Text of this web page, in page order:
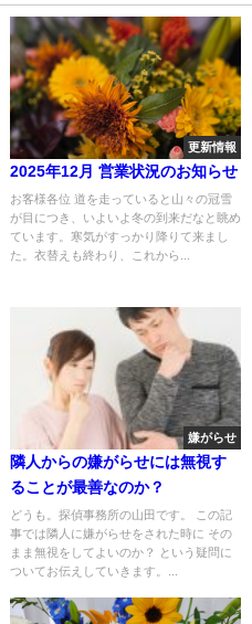
更新情報
2025年12月 営業状況のお知らせ
お客様各位 道を走っていると山々の冠雪
が目につき、いよいよ冬の到来だなと眺め
ています。寒気がすっかり降りて来まし
た。衣替えも終わり、これから...
嫌がらせ
隣人からの嫌がらせには無視す
ることが最善なのか？
どうも。探偵事務所の山田です。 この記
事では隣人に嫌がらせをされた時に その
まま無視をしてよいのか？ という疑問に
ついてお伝えしていきます。...